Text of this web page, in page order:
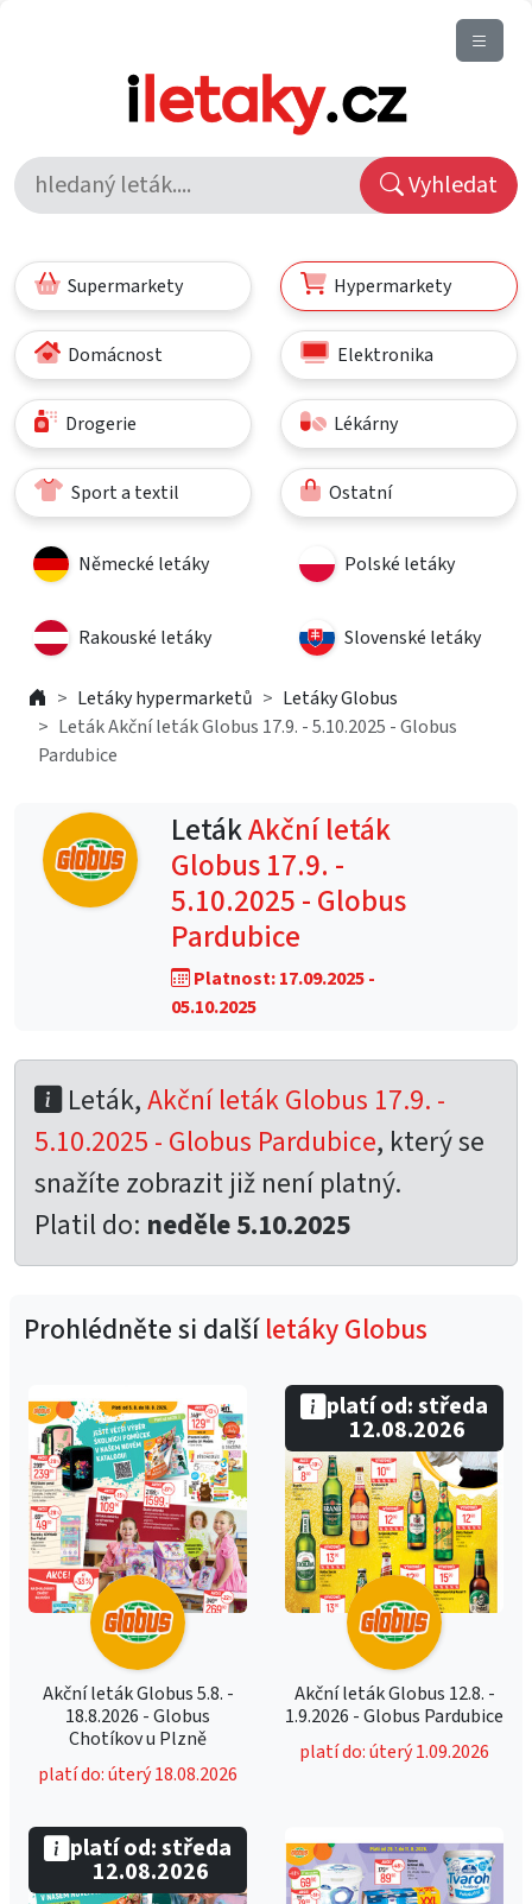
Vyhledat
Supermarkety Hypermarkety
Domácnost Elektronika
Drogerie Lékárny
Sport a textil Ostatní
Německé letáky Polské letáky
Rakouské letáky Slovenské letáky
Letáky hypermarketů
Letáky Globus
Leták Akční leták Globus 17.9. - 5.10.2025 - Globus
Pardubice
LetákAkční leták
Globus 17.9. -
5.10.2025 - Globus
Pardubice
Platnost: 17.09.2025 -
05.10.2025
Leták,Akční leták Globus 17.9. -
5.10.2025 - Globus Pardubice, který se
snažíte zobrazit již není platný.
Platil do: neděle 5.10.2025
Prohlédněte si dalšíletáky Globus
Akční leták Globus 5.8. -
18.8.2026 - Globus
Chotíkov u Plzně
platí do: úterý 18.08.2026
Akční leták Globus 12.8. -
1.9.2026 - Globus Pardubice
platí do: úterý 1.09.2026
platí od: středa
12.08.2026
platí od: středa
12.08.2026